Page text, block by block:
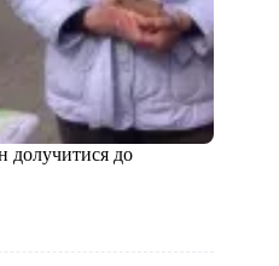
долучитися до